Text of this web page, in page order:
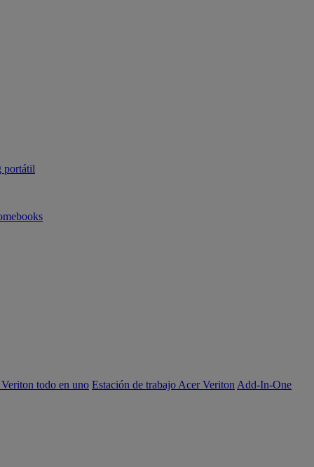
portátil
todo en uno Estación de trabajo Acer Veriton Add-In-One